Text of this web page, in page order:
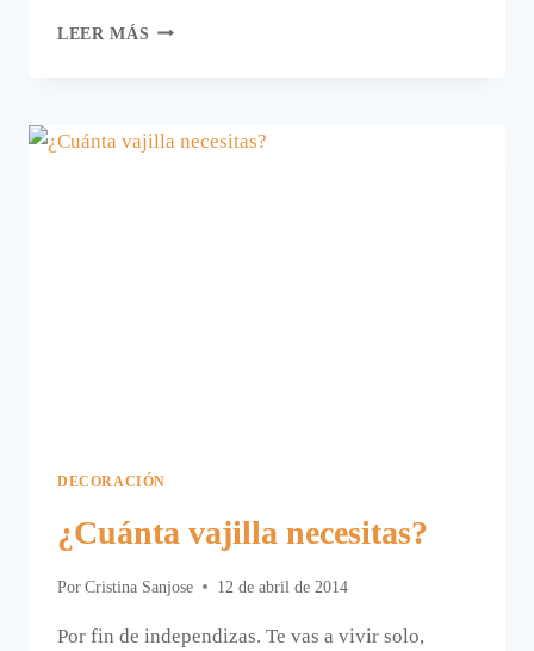
LEER MÁS MI
PEDIDO
DECORACIÓN
¿Cuánta vajilla necesitas?
Por Cristina Sanjose 12 de abril de 2014
Por fin de independizas. Te vas a vivir solo,